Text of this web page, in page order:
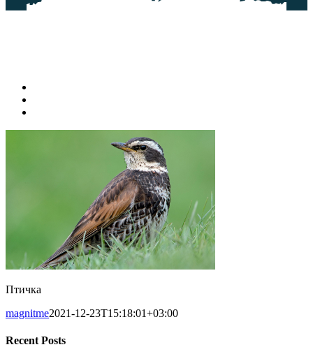
Птичка
magnitme2021-12-23T15:18:01+03:00
Recent Posts